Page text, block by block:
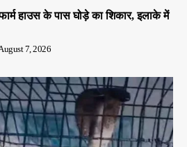
हाउस के पास घोड़े का शिकार, इलाके में
7, 2026